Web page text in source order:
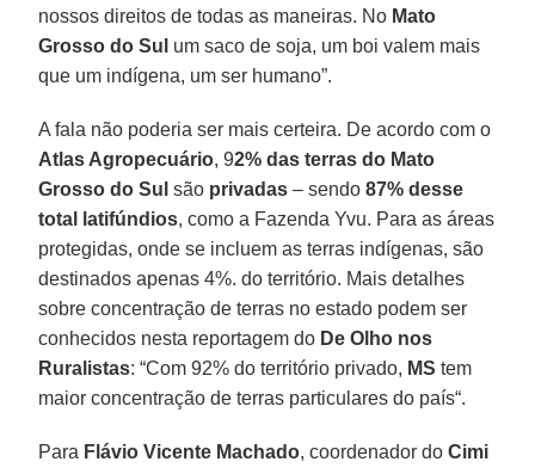
nossos direitos de todas as maneiras. No Mato
Grosso do Sul um saco de soja, um boi valem mais
que um indígena, um ser humano”.
A fala não poderia ser mais certeira. De acordo com o
Atlas Agropecuário, 92% das terras do Mato
Grosso do Sul são privadas – sendo87% desse
total latifúndios, como a Fazenda Yvu. Para as áreas
protegidas, onde se incluem as terras indígenas, são
destinados apenas 4%. do território. Mais detalhes
sobre concentração de terras no estado podem ser
conhecidos nesta reportagem do De Olho nos
Ruralistas: “Com 92% do território privado, MS tem
maior concentração de terras particulares do país“.
Para Flávio Vicente Machado, coordenador doCimi